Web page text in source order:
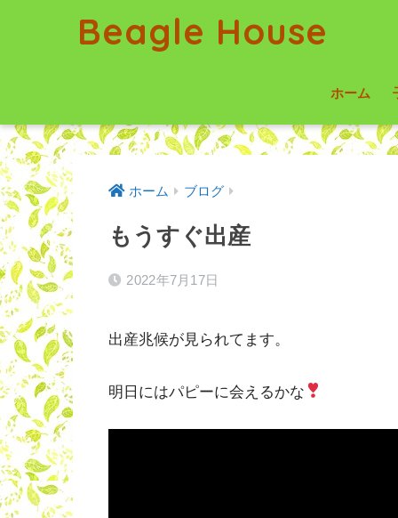
Beagle House
ホーム
ホーム ブログ
もうすぐ出産
2022年7月17日
出産兆候が見られてます。
明日にはパピーに会えるかな